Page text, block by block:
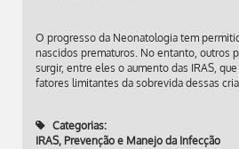
O progresso da Neonatologia tem
nascidos prematuros. No entanto, outros
surgir, entre eles o aumento das IRAS,
fatores limitantes da sobrevida dessas
Categorias:
IRAS, Prevenção e Manejo da Infecção